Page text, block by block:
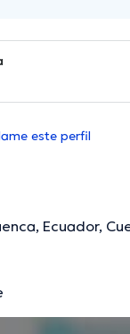
este perfil
Ecuador,